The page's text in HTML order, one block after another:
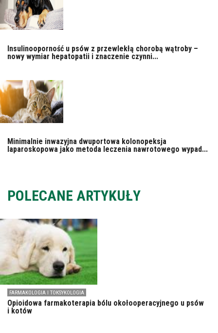
Insulinooporność u psów z przewlekłą chorobą wątroby –
nowy wymiar hepatopatii i znaczenie czynni...
Minimalnie inwazyjna dwuportowa kolonopeksja
laparoskopowa jako metoda leczenia nawrotowego wypad...
POLECANE ARTYKUŁY
FARMAKOLOGIA I TOKSYKOLOGIA
Opioidowa farmakoterapia bólu okołooperacyjnego u psów
i kotów